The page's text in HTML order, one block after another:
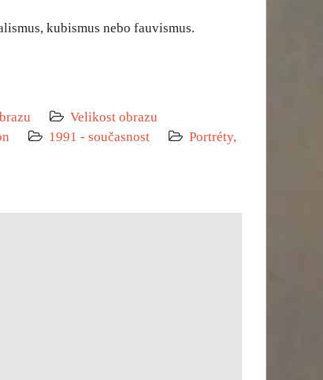
kubismus nebo fauvismus.
Velikost obrazu
1991 - současnost
Portréty,